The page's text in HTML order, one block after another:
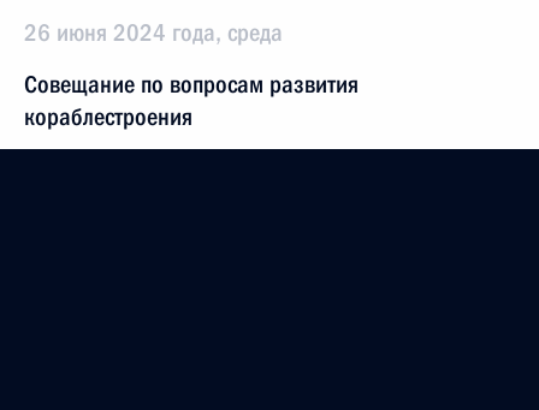
26 июня 2024 года, среда
Совещание по вопросам развития
кораблестроения